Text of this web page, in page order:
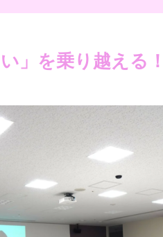
」を乗り越える